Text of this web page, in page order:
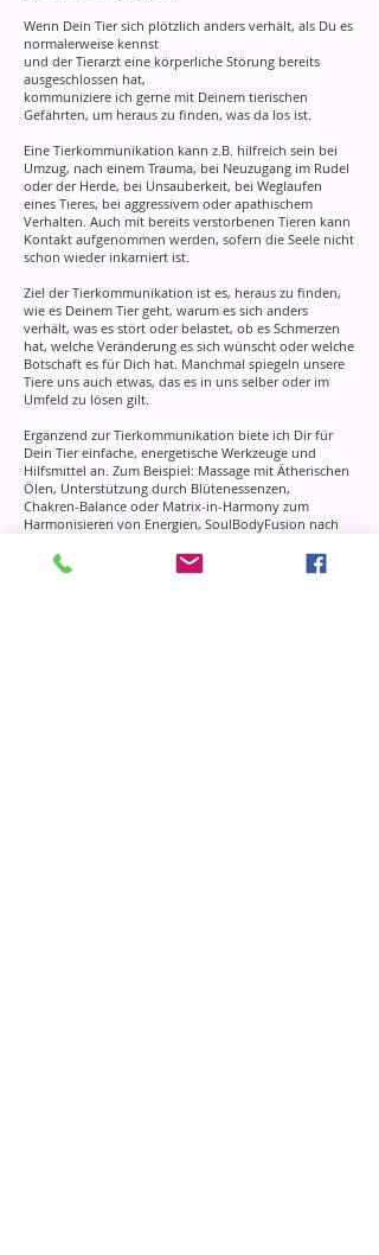
Wenn Dein Tier sich plötzlich anders verhält, als Du es
normalerweise kennst
und der Tierarzt eine körperliche Störung bereits
ausgeschlossen hat,
kommuniziere ich gerne mit Deinem tierischen
Gefährten, um heraus zu finden, was da los ist.
Eine Tierkommunikation kann z.B. hilfreich sein bei
Umzug, nach einem Trauma, bei Neuzugang im Rudel
oder der Herde, bei Unsauberkeit, bei Weglaufen
eines Tieres, bei aggressivem oder apathischem
Verhalten. Auch mit bereits verstorbenen Tieren kann
Kontakt aufgenommen werden, sofern die Seele nicht
schon wieder inkarniert ist.
Ziel der Tierkommunikation ist es, heraus zu finden,
wie es Deinem Tier geht, warum es sich anders
verhält, was es stört oder belastet, ob es Schmerzen
hat, welche Veränderung es sich wünscht oder welche
Botschaft es für Dich hat. Manchmal spiegeln unsere
Tiere uns auch etwas, das es in uns selber oder im
Umfeld zu lösen gilt.
Ergänzend zur Tierkommunikation biete ich Dir für
Dein Tier einfache, energetische Werkzeuge und
Hilfsmittel an. Zum Beispiel: Massage mit Ätherischen
Ölen, Unterstützung durch Blütenessenzen,
Chakren-Balance oder Matrix-in-Harmony zum
Harmonisieren von Energien, SoulBodyFusion nach
Möchtest Du einen Termin für eine